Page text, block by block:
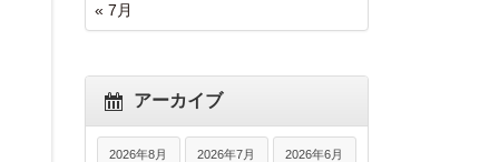
« 7月
アーカイブ
2026年8月 2026年7月 2026年6月